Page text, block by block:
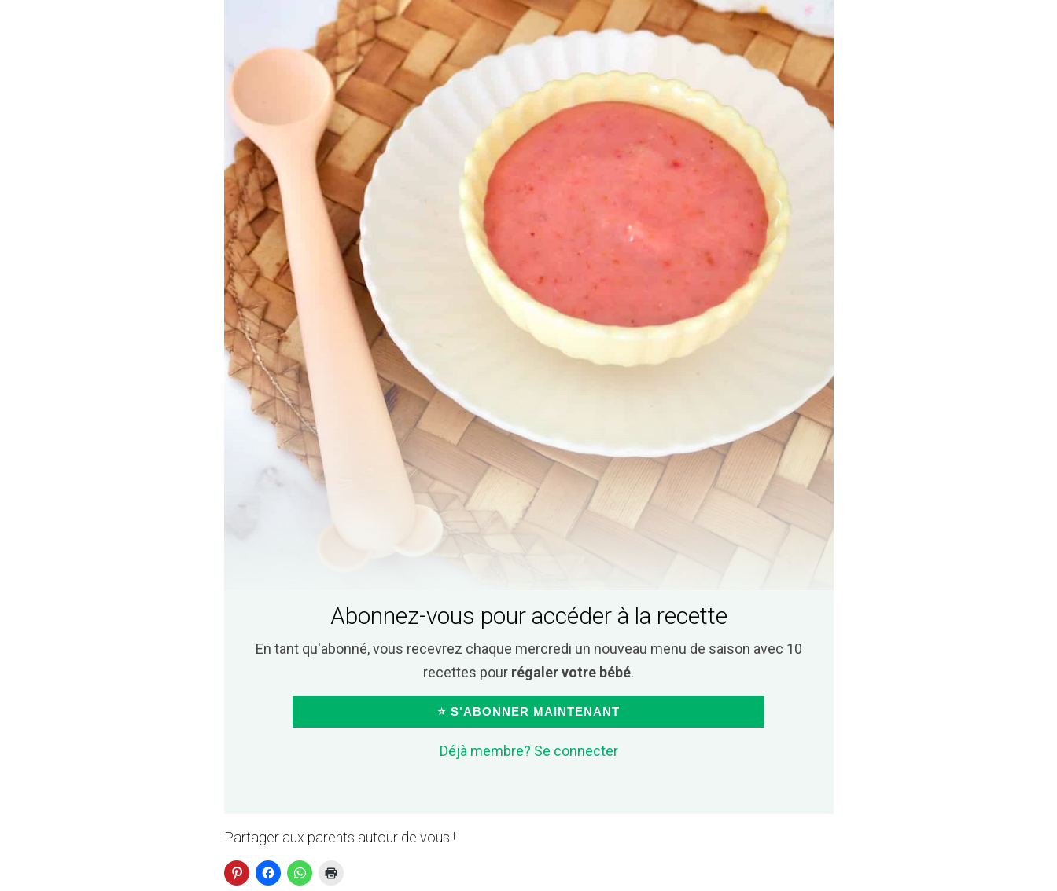
Abonnez-vous pour accéder à la recette
En tant qu'abonné, vous recevrez chaque mercredi un nouveau menu de saison avec 10
recettes pour régaler votre bébé.
⭐ S'ABONNER MAINTENANT
Déjà membre? Se connecter
Partager aux parents autour de vous !